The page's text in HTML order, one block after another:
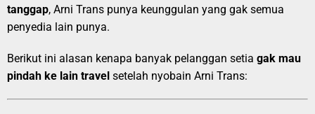
tanggap, Arni Trans punya keunggulan yang gak semua
penyedia lain punya.
Berikut ini alasan kenapa banyak pelanggan setia gak mau
pindah ke lain travel setelah nyobain Arni Trans: